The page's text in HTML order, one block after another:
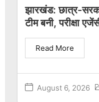
झारखंड: छात्र-
टीम बनी, परीक्षा
August 6, 2026
Read More